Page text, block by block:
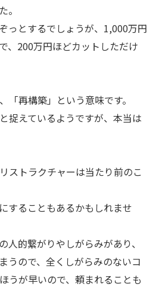
。
っとするでしょうが、1,000万円
、200万円ほどカットしただけ
「再構築」という意味です。
捉えているようですが、本当は
ストラクチャーは当たり前のこ
することもあるかもしれませ
人的繋がりやしがらみがあり、
うので、全くしがらみのないコ
うが早いので、頼まれることも